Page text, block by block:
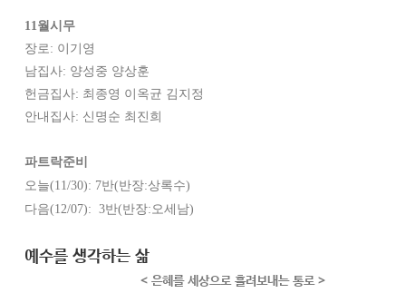
11월시무
장로: 이기영
남집사: 양성중 양상훈
헌금집사: 최종영 이옥균 김지정
안내집사: 신명순 최진희
파트락준비
오늘(11/30): 7반(반장:상록수)
다음(12/07): 3반(반장:오세남)
예수를 생각하는 삶
< 은혜를 세상으로 흘려보내는 통로 >